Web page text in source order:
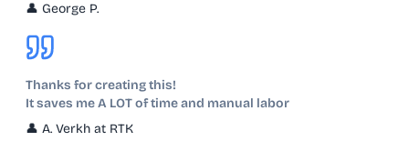
👤 George P.
Thanks for creating this!
It saves me A LOT of time and manual labor
👤 A. Verkh at RTK